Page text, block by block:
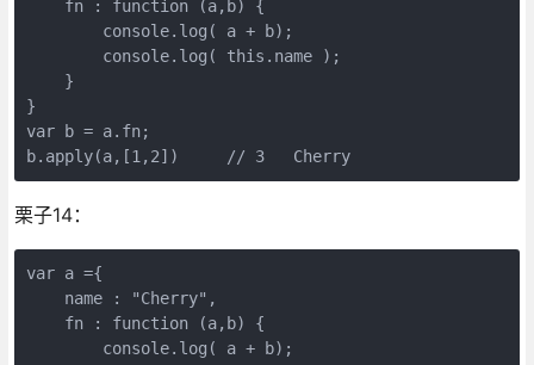
    fn : function (a,b) {
        console.log( a + b);
        console.log( this.name );
    }
}
var b = a.fn;
b.apply(a,[1,2])     // 3   Cherry
栗子14：
var a ={
    name : "Cherry",
    fn : function (a,b) {
        console.log( a + b);